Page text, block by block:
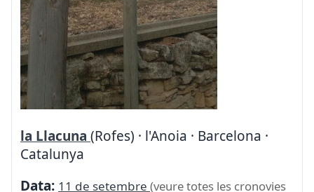
la Llacuna (Rofes) · l'Anoia · Barcelona ·
Catalunya
Data: 11 de setembre (veure totes les cronovies